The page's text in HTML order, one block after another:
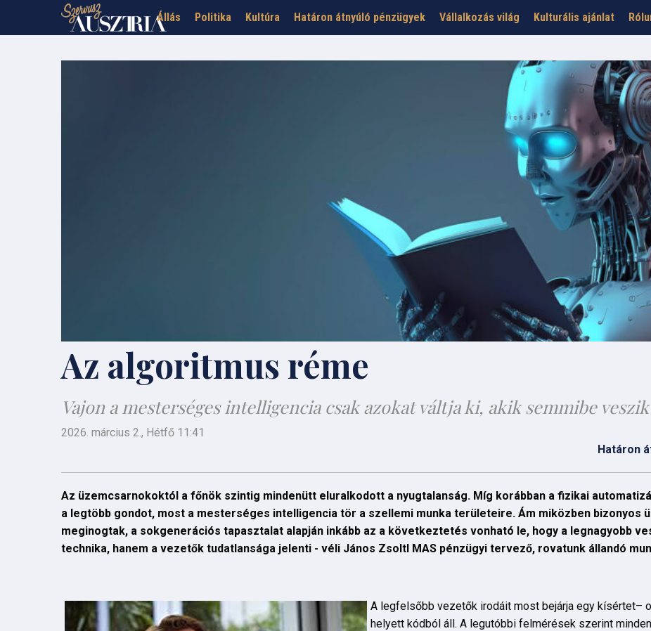
Állás Politika Kultúra Határon átnyúló pénzügyek Vállalkozás világ Kulturális ajánlat
Az algoritmus réme
Vajon a mesterséges intelligencia csak azokat váltja ki, akik semmibe
2026. március 2., Hétfő 11:41
Határon
Az üzemcsarnokoktól a főnök szintig mindenütt eluralkodott a nyugtalanság. Míg korábban a fizikai
a legtöbb gondot, most a mesterséges intelligencia tör a szellemi munka területeire. Ám miközben bizonyos
meginogtak, a sokgenerációs tapasztalat alapján inkább az a következtetés vonható le, hogy a legnagyobb
technika, hanem a vezetők tudatlansága jelenti - véli János Zsoltl MAS pénzügyi tervező, rovatunk állandó
A legfelsőbb vezetők irodáit most bejárja egy kísértet–
helyett kódból áll. A legutóbbi felmérések szerint